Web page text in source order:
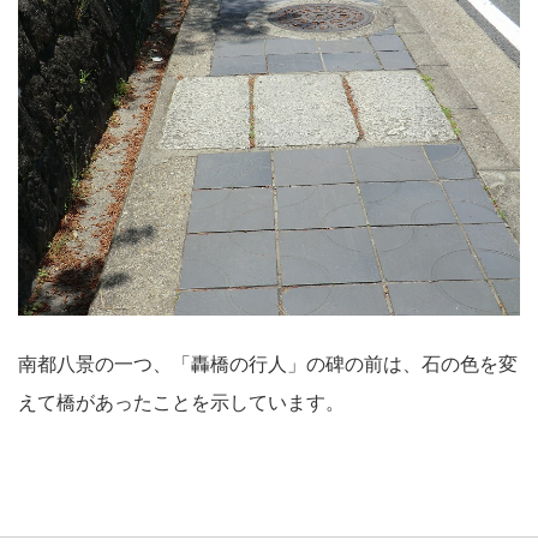
南都八景の一つ、「轟橋の行人」の碑の前は、石の色を変
えて橋があったことを示しています。